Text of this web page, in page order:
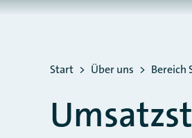
Sie befinden sich hier:
Start Über uns Bereich